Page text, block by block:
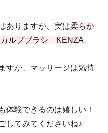
ありますが、実は柔らか
カルプブラシ KENZA
すが、マッサージは気持
体験できるのは嬉しい！
してみてくださいね♪